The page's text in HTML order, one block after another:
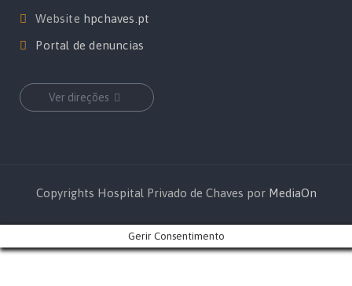
Website hpchaves.pt
Portal de denuncias
Ver direções
Copyrights Hospital Privado de Chaves por MediaOn
Gerir Consentimento